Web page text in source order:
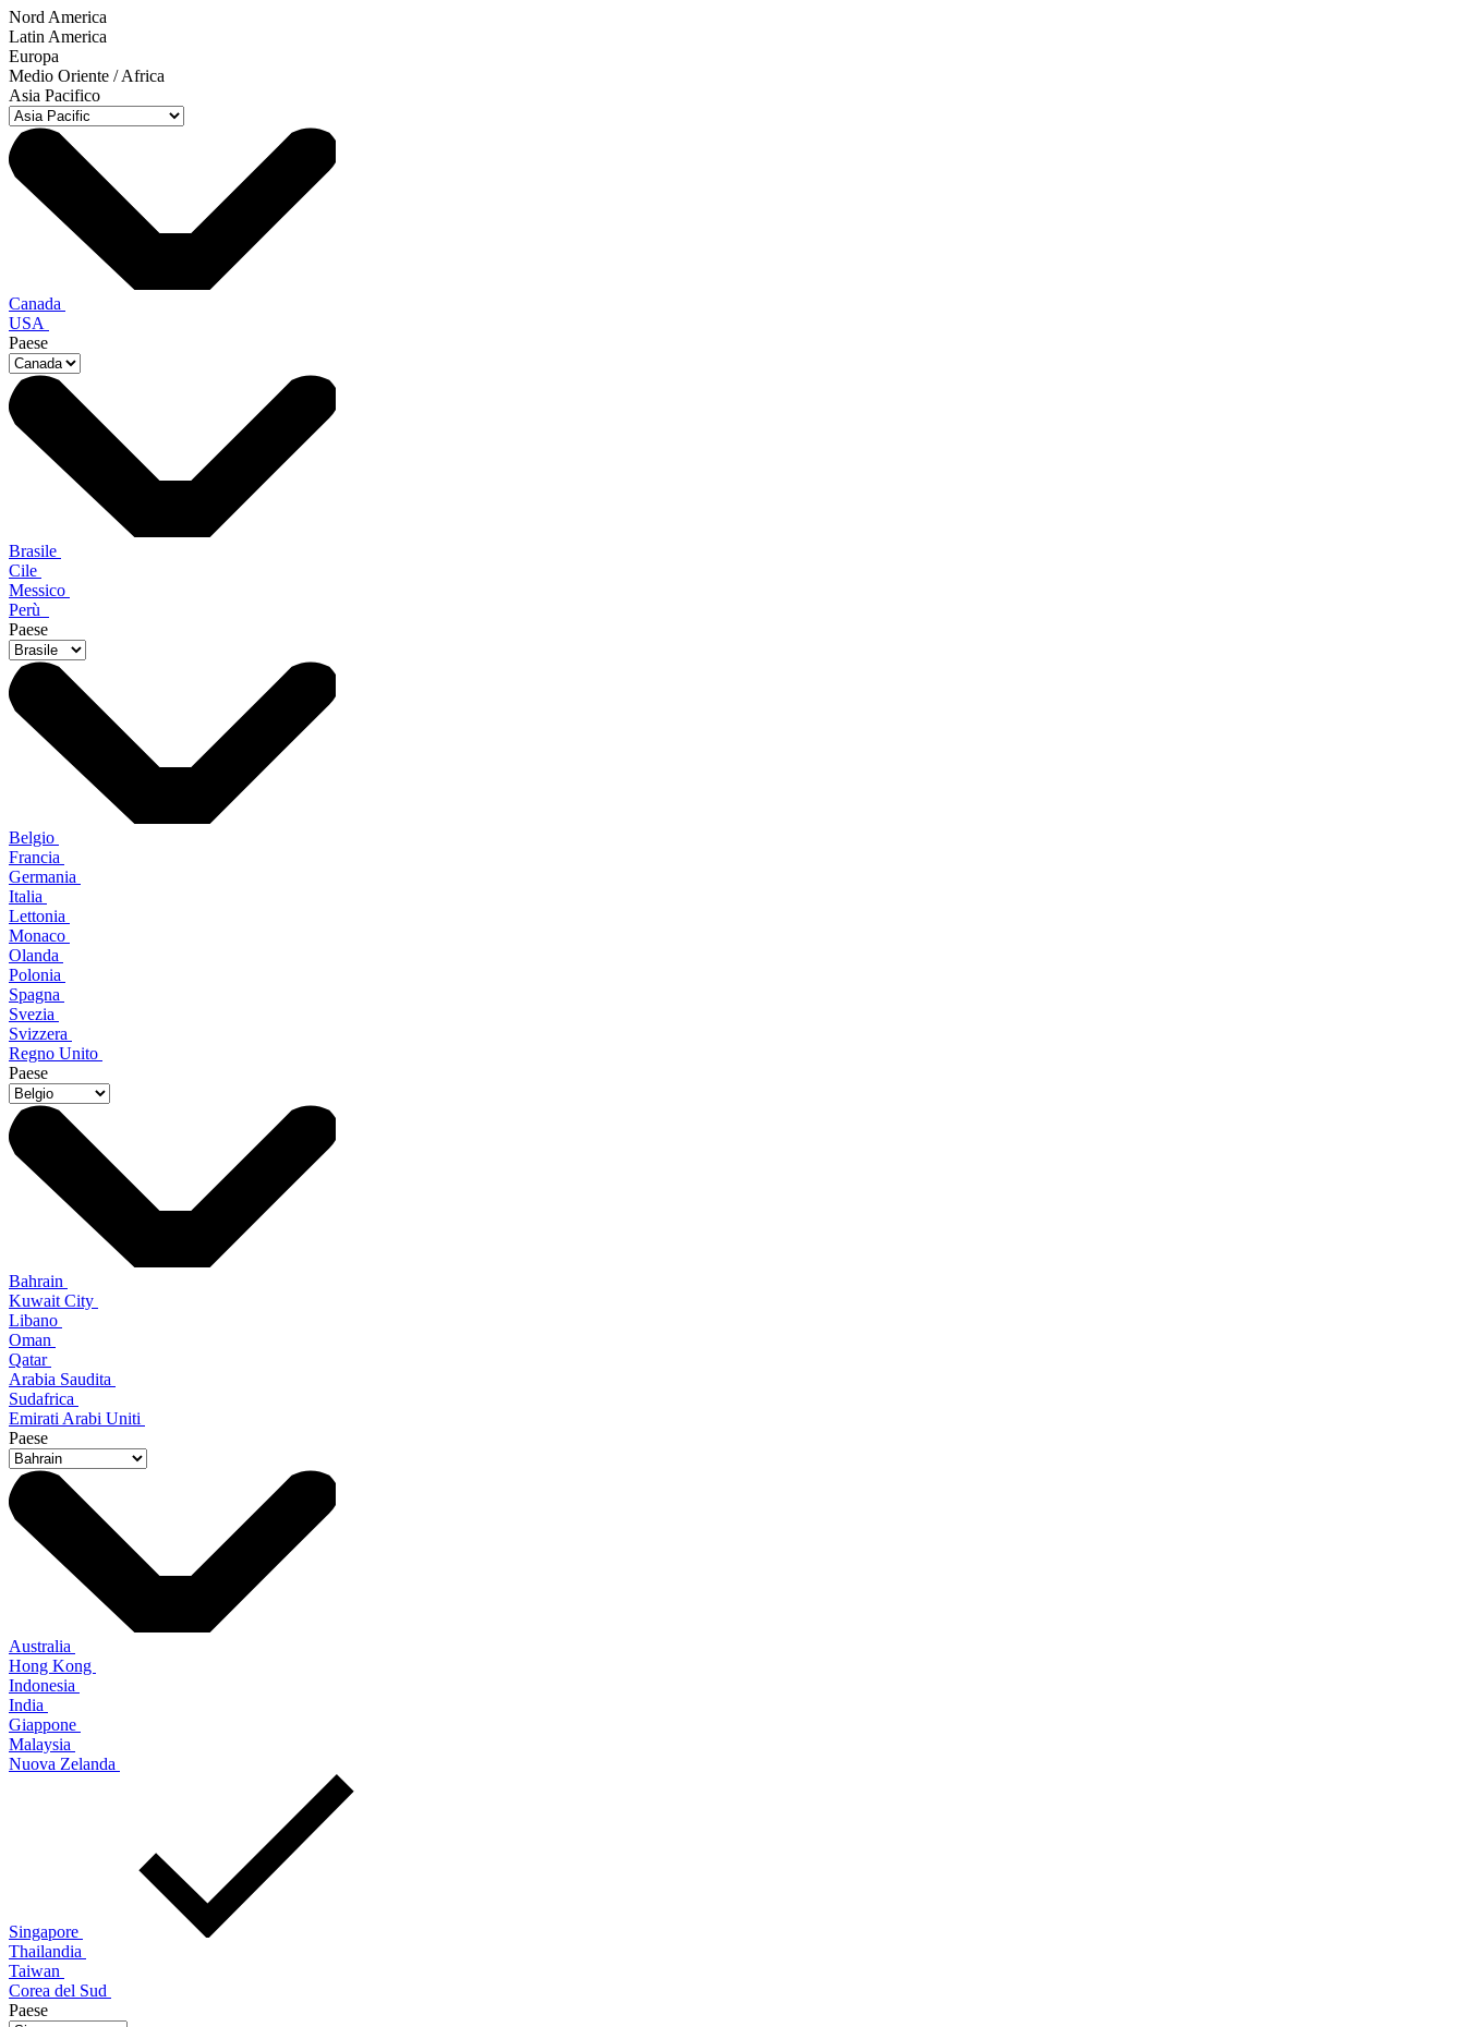
Nord America
Latin America
Europa
Medio Oriente / Africa
Asia Pacifico
Canada
USA
Paese
Brasile
Cile
Messico
Perù
Paese
Belgio
Francia
Germania
Italia
Lettonia
Monaco
Olanda
Polonia
Spagna
Svezia
Svizzera
Regno Unito
Paese
Bahrain
Kuwait City
Libano
Oman
Qatar
Arabia Saudita
Sudafrica
Emirati Arabi Uniti
Paese
Australia
Hong Kong
Indonesia
India
Giappone
Malaysia
Nuova Zelanda
Singapore
Thailandia
Taiwan
Corea del Sud
Paese